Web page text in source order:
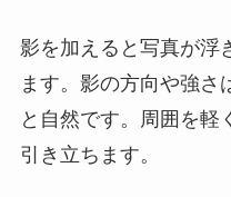
影を加えると写真が浮
ます。影の方向や強さ
と自然です。周囲を軽
引き立ちます。